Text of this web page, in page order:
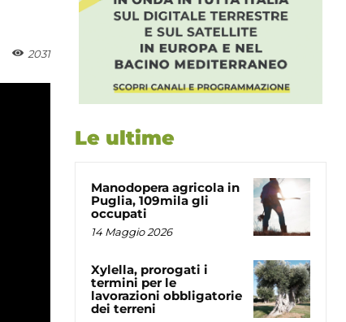
2031
Le ultime
Manodopera agricola in
Puglia, 109mila gli
occupati
14 Maggio 2026
Xylella, prorogati i
termini per le
lavorazioni obbligatorie
dei terreni